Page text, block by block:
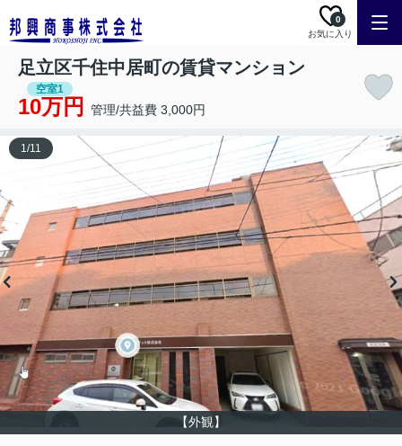
お気に入り
0
足立区千住中居町の賃貸マンション
空室1
10万円 管理/共益費 3,000円
【外観】
1/11